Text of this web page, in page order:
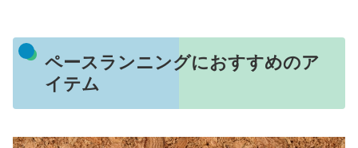
ペースランニングにおすすめのア
イテム